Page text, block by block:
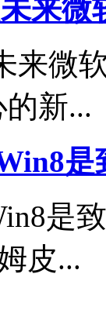
来微
来微
新...
是
是
皮...